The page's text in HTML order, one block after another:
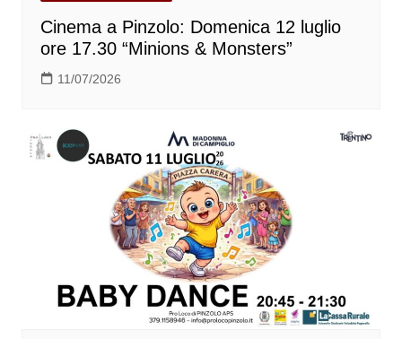
Cinema a Pinzolo: Domenica 12 luglio
ore 17.30 “Minions & Monsters”
11/07/2026